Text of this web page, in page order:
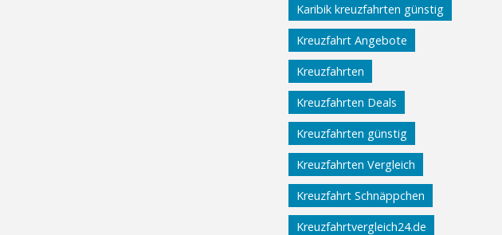
Karibik kreuzfahrten günstig
Kreuzfahrt Angebote
Kreuzfahrten
Kreuzfahrten Deals
Kreuzfahrten günstig
Kreuzfahrten Vergleich
Kreuzfahrt Schnäppchen
Kreuzfahrtvergleich24.de